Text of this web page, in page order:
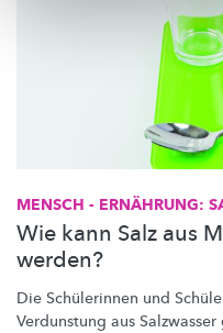
MENSCH - ERNÄHRUNG:
Wie kann Salz aus
werden?
Die Schülerinnen und
Verdunstung aus